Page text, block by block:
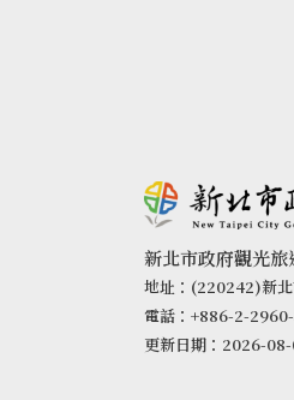
新北市政府觀光旅
地址：(220242)新
電話：+886-2-
更新日期：2026-